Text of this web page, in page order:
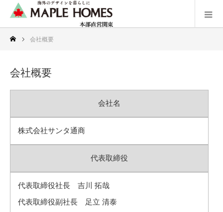
会社概要
会社概要
会社名
株式会社サンタ通商
代表取締役
代表取締役社長 吉川 拓哉
代表取締役副社長 足立 清泰